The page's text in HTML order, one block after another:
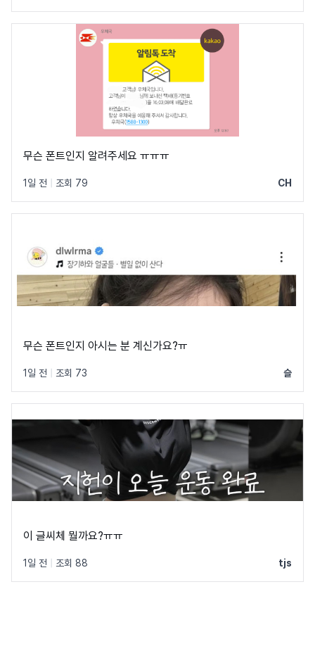
무슨 폰트인지 알려주세요 ㅠㅠㅠ
1일 전 조회 79 CH
무슨 폰트인지 아시는 분 계신가요?ㅠ
1일 전 조회 73 슬
이 글씨체 뭘까요?ㅠㅠ
1일 전 조회 88 tjs